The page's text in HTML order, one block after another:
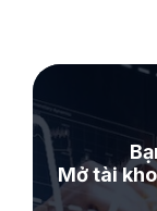
Mở tài